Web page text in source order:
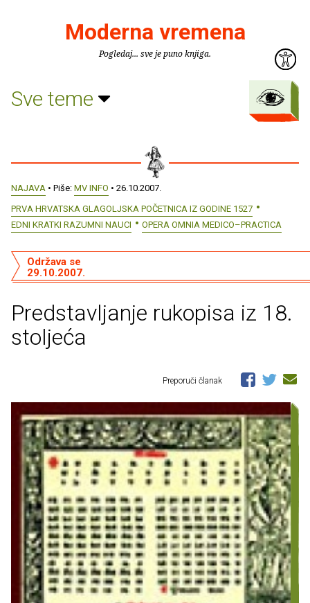
Moderna vremena
Pogledaj... sve je puno knjiga.
Sve teme
NAJAVA • Piše: MV INFO • 26.10.2007.
PRVA HRVATSKA GLAGOLJSKA POČETNICA IZ GODINE 1527
EDNI KRATKI RAZUMNI NAUCI
OPERA OMNIA MEDICO–PRACTICA
Predstavljanje rukopisa iz 18.
stoljeća
Održava se
29.10.2007.
Preporuči članak